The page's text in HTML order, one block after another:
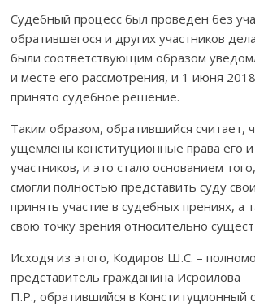
Судебный процесс был проведен без
обратившегося и дру­гих участников
были соответствующим образом
и месте его рассмотрения, и 1 июня
принято судебное решение.
Таким образом, обратившийся считает,
ущемлены конституционные права его и
участников, и это стало основанием
смогли полностью представить суду
принять участие в судебных прениях, а
свою точку зрения относи­тельно
Исходя из этого, Кодиров Ш.С. –
представитель гражданина Исроилова
П.Р., обратившийся в Консти­ту­цион­ный